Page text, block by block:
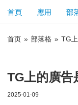
首頁 應用 部
首页 » 部落格 » TG
TG上的廣告
2025-01-09